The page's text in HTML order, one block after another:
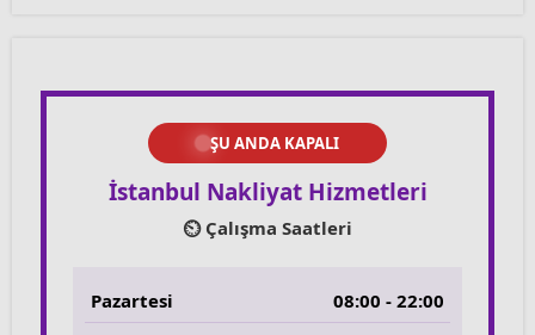
ŞU ANDA KAPALI
İstanbul Nakliyat Hizmetleri
⏲️ Çalışma Saatleri
Pazartesi
08:00 - 22:00